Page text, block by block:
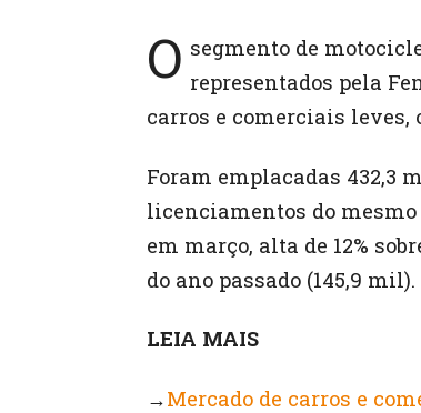
O segmento de
representados pela
carros e comerciais leves,
Foram emplacadas 432,3
licenciamentos do
em março, alta de 12%
do ano passado (145,9 mil).
LEIA MAIS
→Mercado de carros e